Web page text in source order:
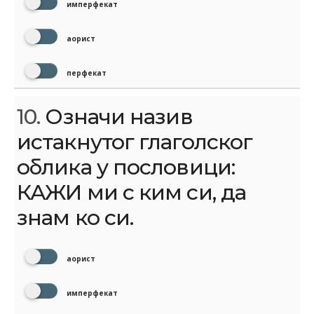
имперфекат
аорист
перфекат
10. Означи назив
истакнутог глаголског
облика у пословици:
КАЖИ ми с ким си, да
знам ко си.
аорист
имперфекат